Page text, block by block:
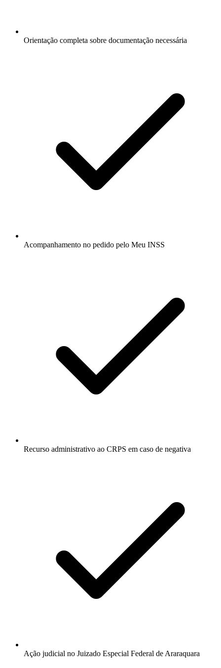
Orientação completa sobre documentação necessária
Acompanhamento no pedido pelo Meu INSS
Recurso administrativo ao CRPS em caso de negativa
Ação judicial no Juizado Especial Federal de Araraquara